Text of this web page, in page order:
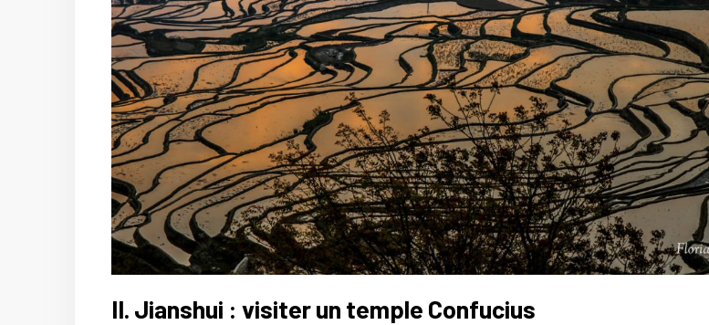
II. Jianshui : visiter un temple Confucius